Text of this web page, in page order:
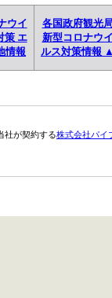
ウイ
策 エ
情報
各国政府観光
新型コロナウ
ルス対策情報
社が契約する株式会社パイ